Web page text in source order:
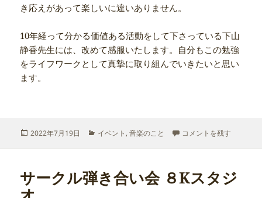
き応えがあって楽しいに違いありません。
10年経って分かる価値ある活動をして下さっている下山
静香先生には、改めて感服いたします。自分もこの勉強
をライフワークとして真摯に取り組んでいきたいと思い
ます。
投
2022年7月19日
カ
ー
イベント ,音楽のこと ライフワーク に
コメントを残す
サークル弾き合い会 ８Kスタジ